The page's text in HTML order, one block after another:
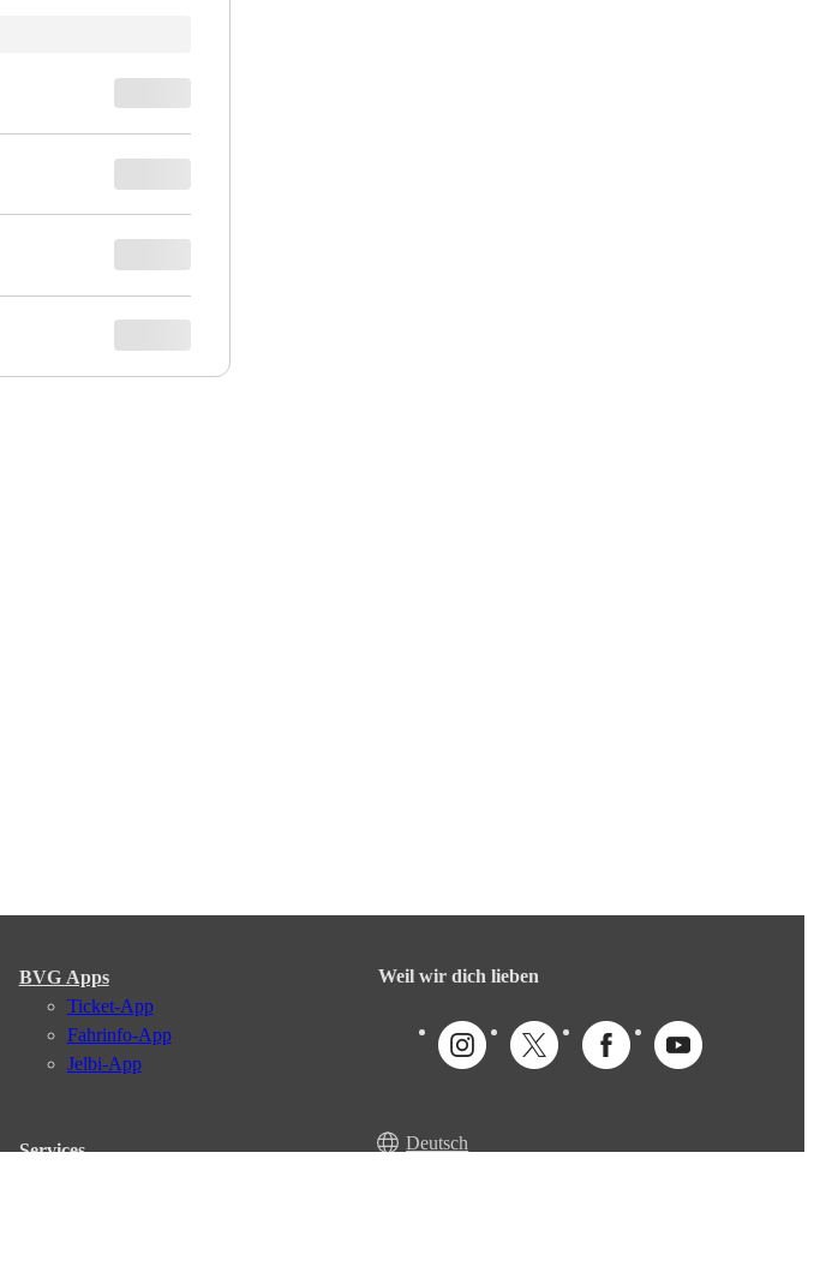
BVG Apps
Ticket-App
Fahrinfo-App
Jelbi-App
Services
Weil wir dich lieben
Deutsch